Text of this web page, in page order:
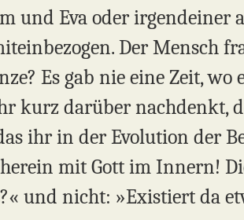
und Eva oder irgendeiner
Der Mensch
Es gab nie eine Zeit, wo
kurz darüber nachdenkt,
ihr in der Evolution der
mit Gott im Innern!
und nicht: »Existiert da